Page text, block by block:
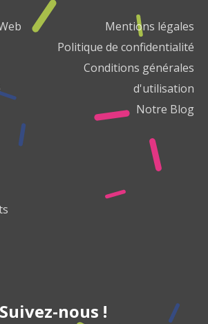
Suivez-nous !
Mentions légales
Politique de confidentialité
Conditions générales
d'utilisation
Notre Blog